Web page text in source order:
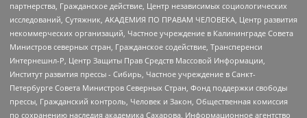
партнерства, Гражданское действие, Центр независимых социологических
исследований, Сутяжник, АКАДЕМИЯ ПО ПРАВАМ ЧЕЛОВЕКА, Центр развития
некоммерческих организаций, Частное учреждение в Калининграде Совета
Министров северных стран, Гражданское содействие, Трансперенси
Интернешнл-Р, Центр Защиты Прав Средств Массовой Информации,
Институт развития прессы - Сибирь, Частное учреждение в Санкт-
Петербурге Совета Министров Северных Стран, Фонд поддержки свободы
прессы, Гражданский контроль, Человек и Закон, Общественная комиссия
по сохранению наследия академика Сахарова, Информационное агентство